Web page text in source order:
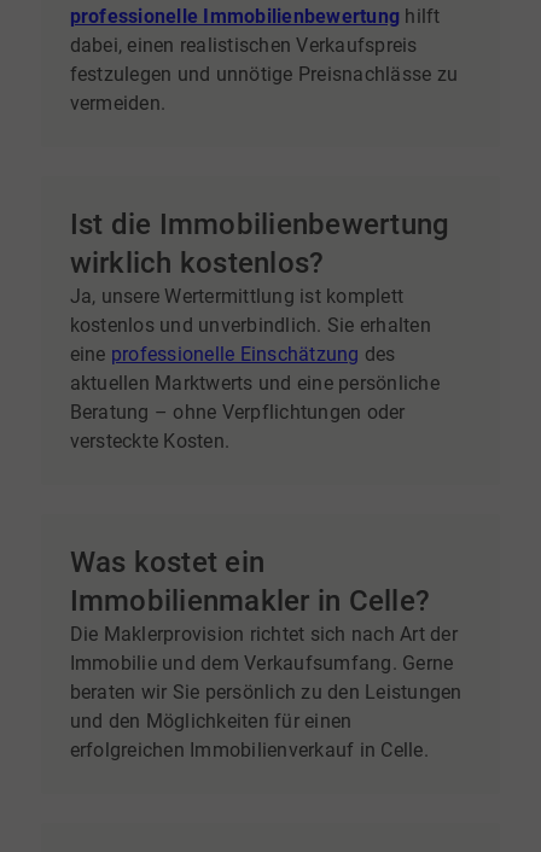
professionelle Immobilienbewertung hilft
dabei, einen realistischen Verkaufspreis
festzulegen und unnötige Preisnachlässe zu
vermeiden.
Ist die Immobilienbewertung
wirklich kostenlos?
Ja, unsere Wertermittlung ist komplett
kostenlos und unverbindlich. Sie erhalten
eine professionelle Einschätzung des
aktuellen Marktwerts und eine persönliche
Beratung – ohne Verpflichtungen oder
versteckte Kosten.
Was kostet ein
Immobilienmakler in Celle?
Die Maklerprovision richtet sich nach Art der
Immobilie und dem Verkaufsumfang. Gerne
beraten wir Sie persönlich zu den Leistungen
und den Möglichkeiten für einen
erfolgreichen Immobilienverkauf in Celle.